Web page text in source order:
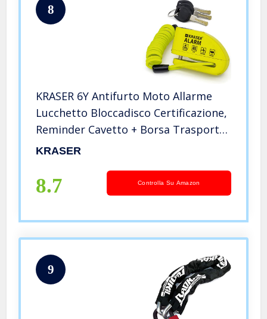
8
KRASER 6Y Antifurto Moto Allarme
Lucchetto Bloccadisco Certificazione,
Reminder Cavetto + Borsa Trasporto,
Blocco Disco Avviso Universale
Monopattino Elettrico, 110dB
KRASER
8.7 Controlla Su Amazon
9